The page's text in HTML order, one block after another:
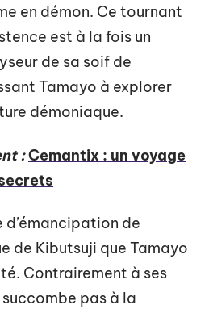
en démon. Ce tournant
est à la fois un
de sa soif de
Tamayo à explorer
démoniaque.
:Cemantix : un voyage
d’émancipation de
de Kibutsuji que Tamayo
Contrairement à ses
pas à la